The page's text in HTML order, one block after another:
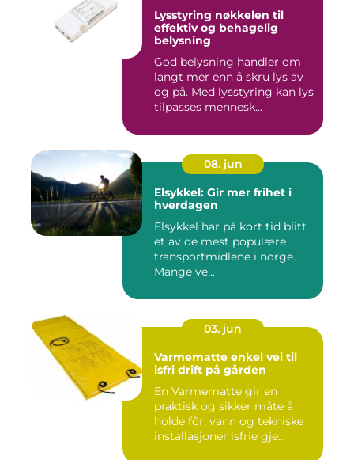
Lysstyring nøkkelen til
effektiv og behagelig
belysning
God belysning handler om
langt mer enn å skru lys av
og på. Med lysstyring kan lys
tilpasses mennesk...
08. jun
Elsykkel: Gir mer frihet i
hverdagen
Elsykkel har på kort tid blitt
et av de mest populære
transportmidlene i norge.
Mange ve...
03. jun
Varmematte enkel vei til
isfri drift på gården
En Varmematte gir en
praktisk og sikker måte å
holde fôr, vann og tekniske
installasjoner isfrie gje...